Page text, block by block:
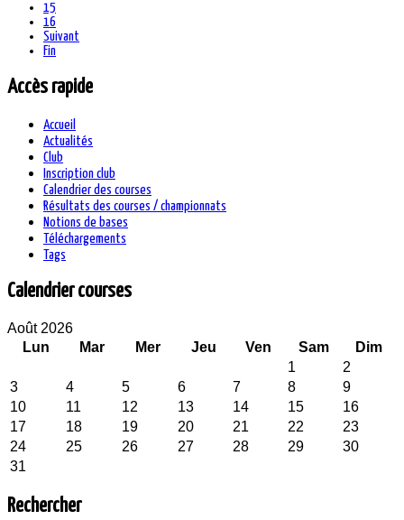
15
16
Suivant
Fin
Accès rapide
Accueil
Actualités
Club
Inscription club
Calendrier des courses
Résultats des courses / championnats
Notions de bases
Téléchargements
Tags
Calendrier courses
Août 2026
Lun
Mar Mer Jeu Ven Sam
Dim
1
2
3
4 5 6 7 8
9
10
11 12 13 14 15
16
17
18 19 20 21 22
23
24
25 26 27 28 29
30
31
Rechercher